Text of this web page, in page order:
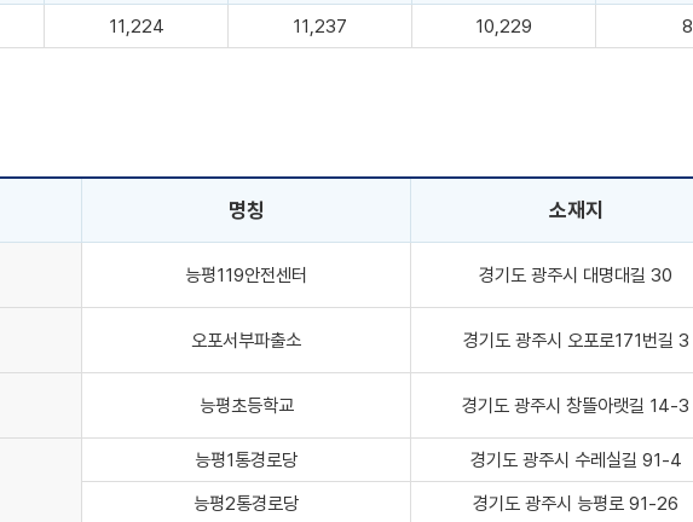
11,224 11,237 10,229 8
명칭 소재지
능평119안전센터 경기도 광주시 대명대길 30
오포서부파출소 경기도 광주시 오포로171번길 3
능평초등학교 경기도 광주시 창뜰아랫길 14-3
능평1통경로당 경기도 광주시 수레실길 91-4
능평2통경로당
경기도 광주시 능평로 91-26